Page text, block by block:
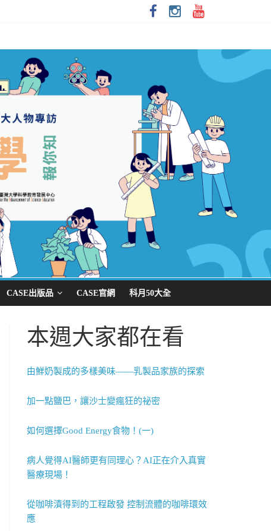
CASE出版品 CASE官網 科月50大全
本週大家都在看
由鮮奶製成的多樣美味——乳製品家族的探索
加一點鹽巴，讓沙士變瘋狂的祕密
如何選擇Good Energy食物！(一)
病人覺得AI醫師更有同理心？AI正在介入真實
醫療現場！
從咖啡漬得到的工程啟發 控制流體的咖啡環效
應